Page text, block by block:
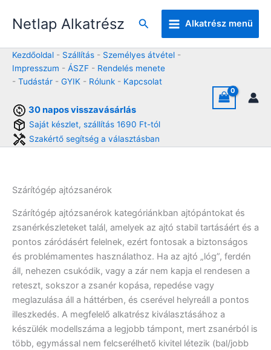
Netlap Alkatrész Keresés Alkatrész menü
Kezdőoldal - Szállítás - Személyes átvétel -
Impresszum - ÁSZF - Rendelés menete
- Tudástár - GYIK - Rólunk - Kapcsolat
30 napos visszavásárlás
Saját készlet, szállítás 1690 Ft-tól
Szakértő segítség a választásban
Szárítógép ajtózsanérok
Szárítógép ajtózsanérok kategóriánkban ajtópántokat és
zsanérkészleteket talál, amelyek az ajtó stabil tartásáért és a
pontos záródásért felelnek, ezért fontosak a biztonságos
és problémamentes használathoz. Ha az ajtó „lóg”, ferdén
áll, nehezen csukódik, vagy a zár nem kapja el rendesen a
reteszt, sokszor a zsanér kopása, repedése vagy
meglazulása áll a háttérben, és cserével helyreáll a pontos
illeszkedés. A megfelelő alkatrész kiválasztásához a
készülék modellszáma a legjobb támpont, mert zsanérból is
több, egymással nem felcserélhető kivitel létezik (bal/jobb